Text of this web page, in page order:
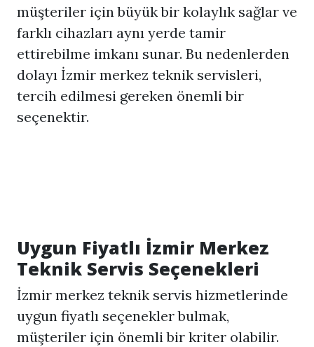
müşteriler için büyük bir kolaylık sağlar ve
farklı cihazları aynı yerde tamir
ettirebilme imkanı sunar. Bu nedenlerden
dolayı İzmir merkez teknik servisleri,
tercih edilmesi gereken önemli bir
seçenektir.
Uygun Fiyatlı İzmir Merkez
Teknik Servis Seçenekleri
İzmir merkez teknik servis hizmetlerinde
uygun fiyatlı seçenekler bulmak,
müşteriler için önemli bir kriter olabilir.